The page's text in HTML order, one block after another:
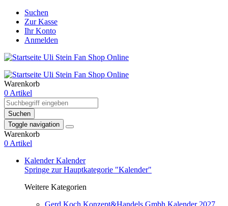
Suchen
Zur Kasse
Ihr Konto
Anmelden
Warenkorb
0 Artikel
Suchen
Toggle navigation
Warenkorb
0 Artikel
KalenderKalender
Springe zur Hauptkategorie "Kalender"
Weitere Kategorien
Gerd Koch Konzept&Handels Gmbh Kalender 2027